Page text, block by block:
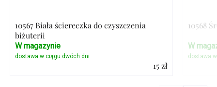
10567 Biała ściereczka do czyszczenia
biżuterii
15 zł
W magazynie
10568
W